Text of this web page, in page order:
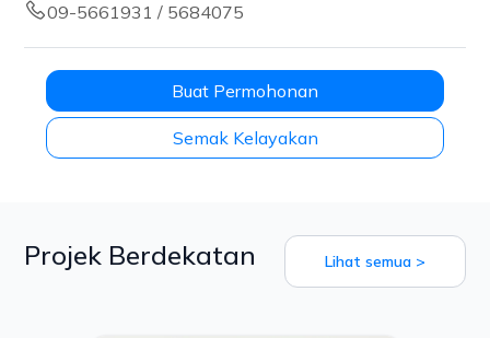
09-5661931 / 5684075
Buat Permohonan
Semak Kelayakan
Projek Berdekatan Lihat semua >